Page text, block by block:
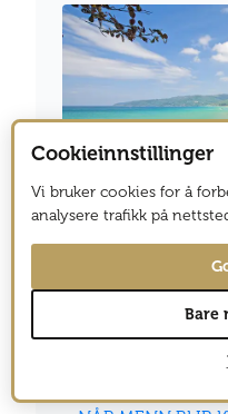
LES OGSÅ:
–TOUR DE
10 TING DU IKKE
Cookieinnstillinger
Vi bruker cookies for å
analysere trafikk på
Bare